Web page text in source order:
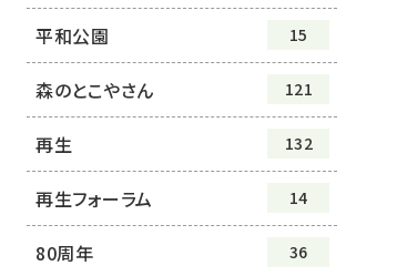
平和公園 15
森のとこやさん 121
再生 132
再生フォーラム 14
80周年 36